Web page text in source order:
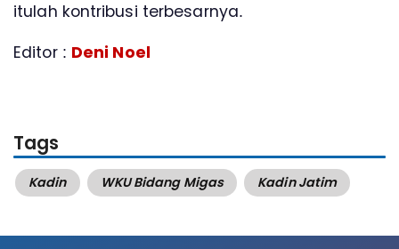
itulah kontribusi terbesarnya.
Editor : Deni Noel
Tags
Kadin WKU Bidang Migas Kadin Jatim